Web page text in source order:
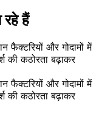
रहे हैं
फैक्टरियों और गोदामों में
कठोरता बढ़ाकर
फैक्टरियों और गोदामों में
कठोरता बढ़ाकर